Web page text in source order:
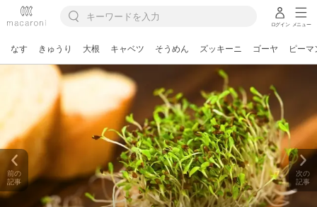
ログイン メニュー
なす きゅうり 大根 キャベツ そうめん ズッキーニ ゴーヤ ピーマ
前の
記事
次の
記事